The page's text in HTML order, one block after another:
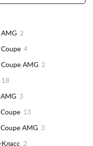
2
4
AMG 2
18
3
13
AMG 3
2